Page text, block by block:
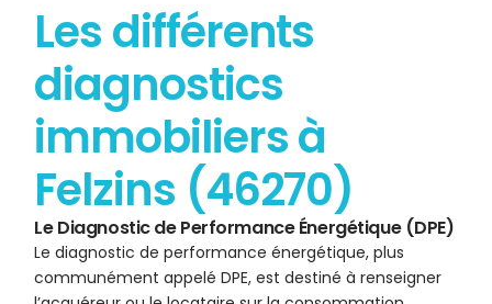
Les différents
diagnostics
immobiliers à
Felzins (46270)
Le Diagnostic de Performance Énergétique (DPE)
Le diagnostic de performance énergétique, plus
communément appelé DPE, est destiné à renseigner